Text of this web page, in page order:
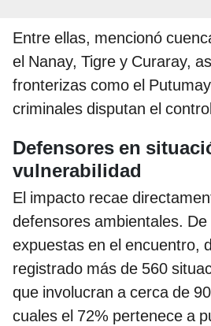
Entre ellas, mencionó
el Nanay, Tigre y Curaray,
fronterizas como el
criminales disputan el
Defensores en
vulnerabilidad
El impacto recae
defensores ambientales.
expuestas en el encuentro,
registrado más de 560
que involucran a cerca de
cuales el 72% pertenece a